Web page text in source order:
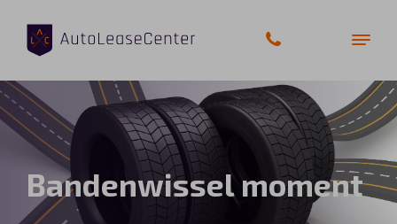
Bandenwissel moment
Zakelijke auto’s
Bedrijfswagens